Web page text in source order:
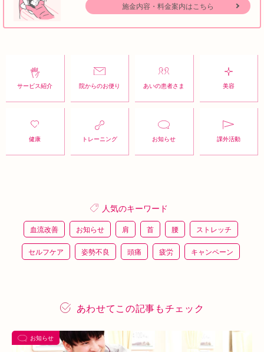
施金内容・料金案内はこちら
サービス紹介 院からのお便り あいの患者さま 美容
健康 トレーニング お知らせ 課外活動
人気のキーワード
血流改善 お知らせ 肩 首 腰 ストレッチ
セルフケア 姿勢不良 頭痛 疲労 キャンペーン
あい通信 筋トレ 骨盤 おすすめグッズ 足 睡眠
あわせてこの記事もチェック
お知らせ